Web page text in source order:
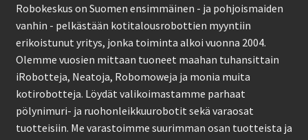
Robokeskus on Suomen ensimmäinen - ja pohjoismaiden
vanhin - pelkästään kotitalousrobottien myyntiin
erikoistunut yritys, jonka toiminta alkoi vuonna 2004.
Olemme vuosien mittaan tuoneet maahan tuhansittain
iRobotteja, Neatoja, Robomoweja ja monia muita
kotirobotteja. Löydät valikoimastamme parhaat
pölynimuri- ja ruohonleikkuurobotit sekä varaosat
tuotteisiin. Me varastoimme suurimman osan tuotteista ja